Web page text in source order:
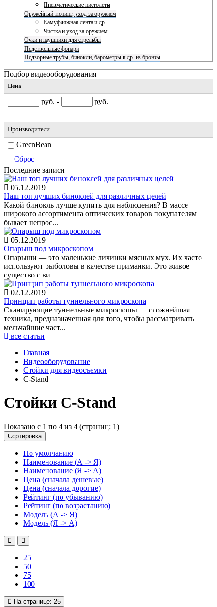
Пневматические пистолеты
Оружейный тюнинг, уход за оружием
Камуфляжная лента и др.
Чистка и уход за оружием
Очки и наушники для стрельбы
Подствольные фонари
Подзорные трубы, бинокли, барометры и др. из бронзы
Подбор видеооборудования
Цена
руб. - руб.
Производители
GreenBean
Сброс
Последние записи
05.12.2019
Наш топ лучших биноклей для различных целей
Какой бинокль лучше купить для наблюдения? В массе
широкого ассортимента оптических товаров покупателям
бывает непрос...
05.12.2019
Опарыш под микроскопом
Опарыши — это маленькие личинки мясных мух. Их часто
используют рыболовы в качестве приманки. Это живое
существо с ви...
02.12.2019
Принцип работы туннельного микроскопа
Сканирующие туннельные микроскопы — сложнейшая
техника, предназначенная для того, чтобы рассматривать
мельчайшие част...
все статьи
Главная
Видеооборудование
Стойки для видеосъемки
C-Stand
Стойки C-Stand
Показано с 1 по 4 из 4 (страниц: 1)
Сортировка
По умолчанию
Наименование (А -> Я)
Наименование (Я -> А)
Цена (сначала дешевые)
Цена (сначала дорогие)
Рейтинг (по убыванию)
Рейтинг (по возрастанию)
Модель (А -> Я)
Модель (Я -> А)
25
50
75
100
На странице: 25